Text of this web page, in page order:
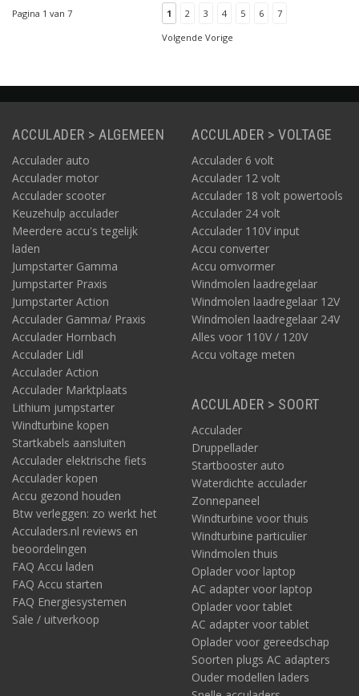
hoog. Dat maakt u minder van de leasemaatschappij
afhankelijk. Vanzelfsprekend is dit niet wat de leasemaatschappij
u zal adviseren. Dat neemt niet weg dat precies datgene wat de
SB kan via wifi, ethernet
of Bluetooth. De Copper
SB is geschikt voor
Pagina 1 van 7 1 2 3 4 5 6
7
Volgende Vorige
ACCULADER > ALGEMEEN
Acculader auto
Acculader motor
Acculader scooter
Keuzehulp acculader
Meerdere accu's tegelijk
laden
Jumpstarter Gamma
Jumpstarter Praxis
Jumpstarter Action
Acculader Gamma/ Praxis
Acculader Hornbach
Acculader Lidl
Acculader Action
Acculader Marktplaats
Lithium jumpstarter
Windturbine kopen
Startkabels aansluiten
Acculader elektrische fiets
Acculader kopen
Accu gezond houden
Btw verleggen: zo werkt het
Acculaders.nl reviews en
beoordelingen
FAQ Accu laden
FAQ Accu starten
FAQ Energiesystemen
Sale / uitverkoop
ACCULADER > VOLTAGE
Acculader 6 volt
Acculader 12 volt
Acculader 18 volt powertools
Acculader 24 volt
Acculader 110V input
Accu converter
Accu omvormer
Windmolen laadregelaar
Windmolen laadregelaar 12V
Windmolen laadregelaar 24V
Alles voor 110V / 120V
Accu voltage meten
ACCULADER > SOORT
Acculader
Druppellader
Startbooster auto
Waterdichte acculader
Zonnepaneel
Windturbine voor thuis
Windturbine particulier
Windmolen thuis
Oplader voor laptop
AC adapter voor laptop
Oplader voor tablet
AC adapter voor tablet
Oplader voor gereedschap
Soorten plugs AC adapters
Ouder modellen laders